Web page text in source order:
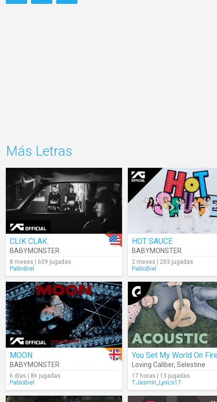
Más Letras
CLIK CLAK
BABYMONSTER
8 meses | 609 jugadas
PabloBiel
HOT SAUCE
BABYMONSTER
2 meses | 203 jugadas
PabloBiel
MOON
BABYMONSTER
6 días | 86 jugadas
PabloBiel
You Set My World On
Loving Caliber, Selestine
17 horas | 13 jugadas
T.Jasmin_Lyrics17